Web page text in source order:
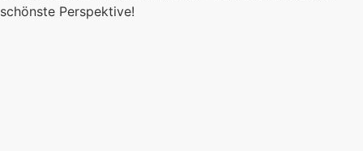
schönste Perspektive!